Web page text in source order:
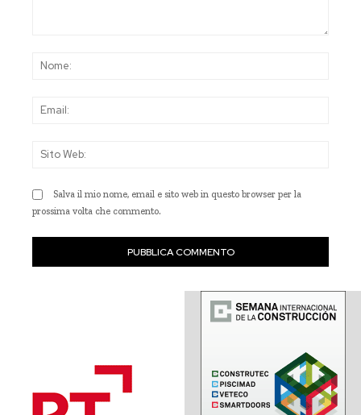
Salva il mio nome, email e sito web in questo browser per la
prossima volta che commento.